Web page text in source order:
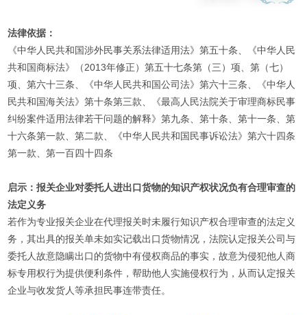
法律依据：
《中华人民共和国涉外民事关系法律适用法》第五十条、《中华人民
共和国商标法》（2013年修正）第五十七条第（三）项、第（七）
项、第六十三条、《中华人民共和国公司法》第六十三条、《中华人
民共和国海关法》第十条第三款、《最高人民法院关于审理商标民事
纠纷案件适用法律若干问题的解释》第九条、第十条、第十一条、第
十六条第一款、第二款、《中华人民共和国民事诉讼法》第六十四条
第一款、第一百四十四条
启示：报关企业对委托人进出口货物的知识产权状况负有合理审查的
法定义务
若作为专业报关企业在代理报关时未履行知识产权合理审查的法定义
务，其出具的报关单未如实记载出口货物情况，法院认定报关公司与
委托人故意隐瞒出口的货物中有侵权商品的事实，故意为侵犯他人商
标专用权行为提供便利条件，帮助他人实施侵权行为，从而认定报关
企业与收发货人等承担民事连带责任。